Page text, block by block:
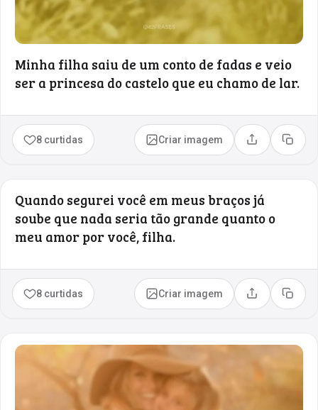
Minha filha saiu de um conto de fadas e veio
ser a princesa do castelo que eu chamo de lar.
8 curtidas Criar imagem Compartilhar
Copiar
Quando segurei você em meus braços já
soube que nada seria tão grande quanto o
meu amor por você, filha.
8 curtidas Criar imagem Compartilhar
Copiar